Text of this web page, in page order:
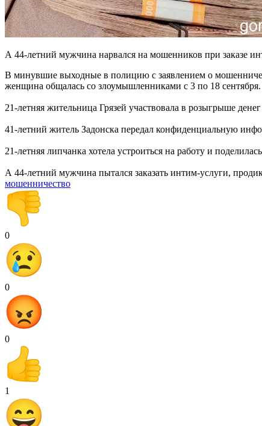
А 44-летний мужчина нарвался на мошенников при заказе
В минувшие выходные в полицию с заявлением о
женщина общалась со злоумышленниками с 3 по 18 сентября.
21-летняя жительница Грязей участвовала в розыгрыше
41-летний житель Задонска передал конфиденциальную
21-летняя липчанка хотела устроиться на работу и
А 44-летний мужчина пытался заказать интим-услуги,
мошенничество
0
0
0
1